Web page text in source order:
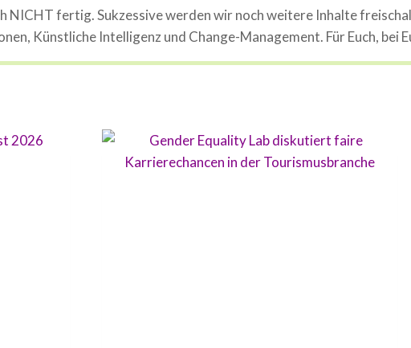
NICHT fertig. Sukzessive werden wir noch weitere Inhalte
Künstliche Intelligenz und Change-Management. Für Euch, bei